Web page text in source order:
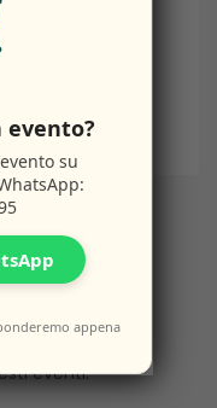
eventi.
evento?
su
appena